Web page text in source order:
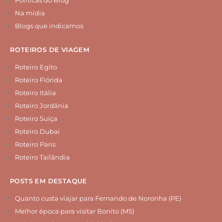
Na mídia
Blogs que indicamos
ROTEIROS DE VIAGEM
Roteiro Egito
Roteiro Flórida
Roteiro Itália
Roteiro Jordânia
Roteiro Suíça
Roteiro Dubai
Roteiro Paris
Roteiro Tailândia
POSTS EM DESTAQUE
Quanto custa viajar para Fernando de Noronha (PE)
Melhor época para visitar Bonito (MS)